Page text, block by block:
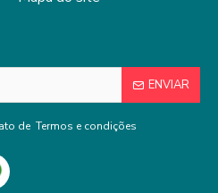
ENVIAR
de Termos e condições